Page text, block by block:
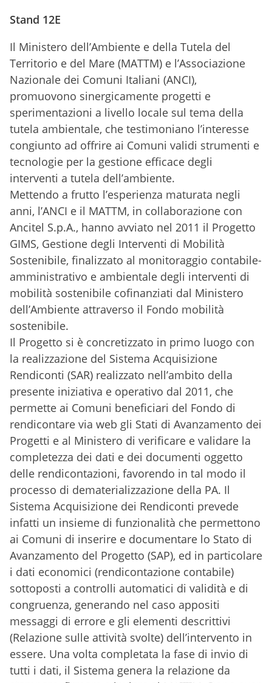
Stand 12E
Il Ministero dell’Ambiente e della Tutela del
Territorio e del Mare (MATTM) e l’Associazione
Nazionale dei Comuni Italiani (ANCI),
promuovono sinergicamente progetti e
sperimentazioni a livello locale sul tema della
tutela ambientale, che testimoniano l’interesse
congiunto ad offrire ai Comuni validi strumenti e
tecnologie per la gestione efficace degli
interventi a tutela dell’ambiente.
Mettendo a frutto l’esperienza maturata negli
anni, l’ANCI e il MATTM, in collaborazione con
Ancitel S.p.A., hanno avviato nel 2011 il Progetto
GIMS, Gestione degli Interventi di Mobilità
Sostenibile, finalizzato al monitoraggio contabile-
amministrativo e ambientale degli interventi di
mobilità sostenibile cofinanziati dal Ministero
dell’Ambiente attraverso il Fondo mobilità
sostenibile.
Il Progetto si è concretizzato in primo luogo con
la realizzazione del Sistema Acquisizione
Rendiconti (SAR) realizzato nell’ambito della
presente iniziativa e operativo dal 2011, che
permette ai Comuni beneficiari del Fondo di
rendicontare via web gli Stati di Avanzamento dei
Progetti e al Ministero di verificare e validare la
completezza dei dati e dei documenti oggetto
delle rendicontazioni, favorendo in tal modo il
processo di dematerializzazione della PA. Il
Sistema Acquisizione dei Rendiconti prevede
infatti un insieme di funzionalità che permettono
ai Comuni di inserire e documentare lo Stato di
Avanzamento del Progetto (SAP), ed in particolare
i dati economici (rendicontazione contabile)
sottoposti a controlli automatici di validità e di
congruenza, generando nel caso appositi
messaggi di errore e gli elementi descrittivi
(Relazione sulle attività svolte) dell’intervento in
essere. Una volta completata la fase di invio di
tutti i dati, il Sistema genera la relazione da